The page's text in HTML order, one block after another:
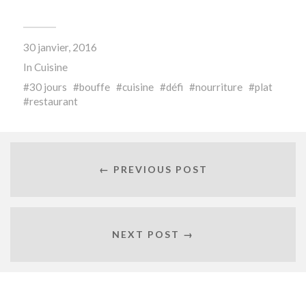
30 janvier, 2016
In Cuisine
30 jours
bouffe cuisine défi nourriture
plat
restaurant
← PREVIOUS POST
NEXT POST →